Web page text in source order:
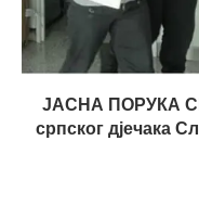
ЈАСНА ПОРУКА
српског дјечака